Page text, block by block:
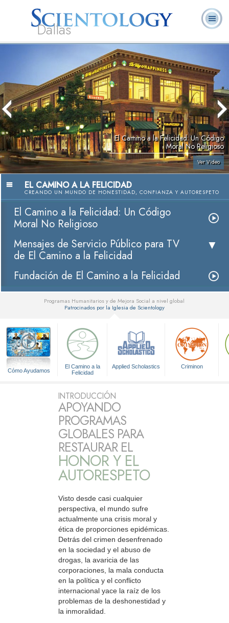
Dallas
Scientology?
Voluntarios
El Camino a la Felicidad: Un Código
Moral No Religioso
Ver Video
EL CAMINO A LA FELICIDAD
CREANDO UN MUNDO DE HONESTIDAD, CONFIANZA Y AUTORESPETO
El Camino a la Felicidad: Un Código
Moral No Religioso
Mensajes de Servicio Público para TV
de El Camino a la Felicidad
Fundación de El Camino a la Felicidad
Programas Humanitarios y de Mejora Social a nivel global
Patrocinados por la Iglesia de Scientology
Cómo Ayudamos
El Camino a la
Felicidad
Applied Scholastics Criminon
INTRODUCCIÓN
APOYANDO
PROGRAMAS
GLOBALES PARA
RESTAURAR EL
HONOR Y EL
AUTORESPETO
Visto desde casi cualquier
perspectiva, el mundo sufre
actualmente una crisis moral y
ética de proporciones epidémicas.
Detrás del crimen desenfrenado
en la sociedad y el abuso de
drogas, la avaricia de las
corporaciones, la mala conducta
en la política y el conflicto
internacional yace la raíz de los
problemas de la deshonestidad y
la inmoralidad.